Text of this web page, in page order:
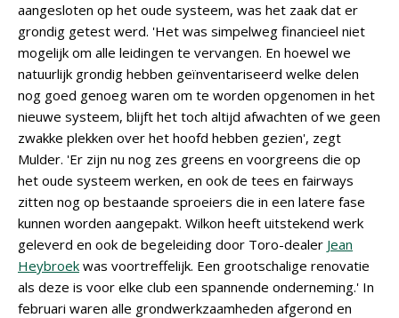
aangesloten op het oude systeem, was het zaak dat er
grondig getest werd. 'Het was simpelweg financieel niet
mogelijk om alle leidingen te vervangen. En hoewel we
natuurlijk grondig hebben geïnventariseerd welke delen
nog goed genoeg waren om te worden opgenomen in het
nieuwe systeem, blijft het toch altijd afwachten of we geen
zwakke plekken over het hoofd hebben gezien', zegt
Mulder. 'Er zijn nu nog zes greens en voorgreens die op
het oude systeem werken, en ook de tees en fairways
zitten nog op bestaande sproeiers die in een latere fase
kunnen worden aangepakt. Wilkon heeft uitstekend werk
geleverd en ook de begeleiding door Toro-dealer Jean
Heybroek was voortreffelijk. Een grootschalige renovatie
als deze is voor elke club een spannende onderneming.' In
februari waren alle grondwerkzaamheden afgerond en